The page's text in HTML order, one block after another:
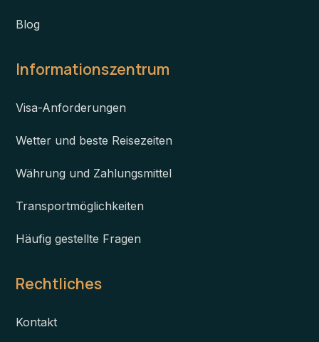
Blog
Informationszentrum
Visa-Anforderungen
Wetter und beste Reisezeiten
Währung und Zahlungsmittel
Transportmöglichkeiten
Häufig gestellte Fragen
Rechtliches
Kontakt